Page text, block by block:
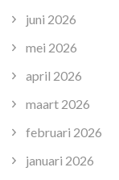
juni 2026
mei 2026
april 2026
maart 2026
februari 2026
januari 2026